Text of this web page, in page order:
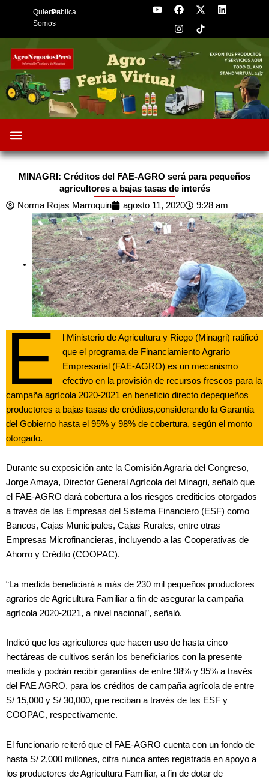
Quienes
Somos
Publica
Y
o
b
e
F
a
c
e
o
o
k
X
-
t
w
t
L
i
d
n
I
n
s
t
g
r
a
MINAGRI: Créditos del FAE-AGRO será para pequeños
agricultores a bajas tasas de interés
Norma Rojas Marroquin
agosto 11, 2020 9:28 am
E
l Ministerio de Agricultura y Riego (Minagri) ratificó
que el programa de Financiamiento Agrario
Empresarial (FAE-AGRO) es un mecanismo
efectivo en la provisión de recursos frescos para la
campaña agrícola 2020-2021 en beneficio directo depequeños
productores a bajas tasas de créditos,considerando la Garantía
del Gobierno hasta el 95% y 98% de cobertura, según el monto
otorgado.
Durante su exposición ante la Comisión Agraria del Congreso,
Jorge Amaya, Director General Agrícola del Minagri, señaló que
el FAE-AGRO dará cobertura a los riesgos crediticios otorgados
a través de las Empresas del Sistema Financiero (ESF) como
Bancos, Cajas Municipales, Cajas Rurales, entre otras
Empresas Microfinancieras, incluyendo a las Cooperativas de
Ahorro y Crédito (COOPAC).
“La medida beneficiará a más de 230 mil pequeños productores
agrarios de Agricultura Familiar a fin de asegurar la campaña
agrícola 2020-2021, a nivel nacional”, señaló.
Indicó que los agricultores que hacen uso de hasta cinco
hectáreas de cultivos serán los beneficiarios con la presente
medida y podrán recibir garantías de entre 98% y 95% a través
del FAE AGRO, para los créditos de campaña agrícola de entre
S/ 15,000 y S/ 30,000, que reciban a través de las ESF y
COOPAC, respectivamente.
El funcionario reiteró que el FAE-AGRO cuenta con un fondo de
hasta S/ 2,000 millones, cifra nunca antes registrada en apoyo a
los productores de Agricultura Familiar, a fin de dotar de